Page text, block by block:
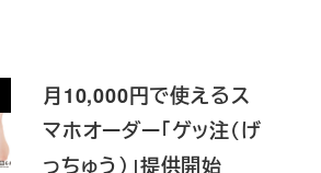
月10,000円で使えるス
マホオーダー「ゲッ注（げ
っちゅう）」提供開始